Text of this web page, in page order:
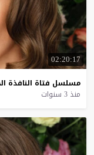
02:20:17
مسلسل فتاة النافذة
منذ 3 سنوات